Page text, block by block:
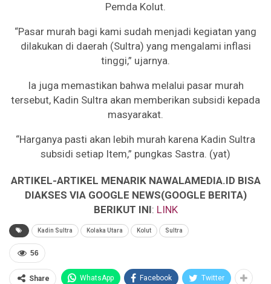
Pemda Kolut.
“Pasar murah bagi kami sudah menjadi kegiatan yang
dilakukan di daerah (Sultra) yang mengalami inflasi
tinggi,” ujarnya.
Ia juga memastikan bahwa melalui pasar murah
tersebut, Kadin Sultra akan memberikan subsidi kepada
masyarakat.
“Harganya pasti akan lebih murah karena Kadin Sultra
subsidi setiap Item,” pungkas Sastra. (yat)
ARTIKEL-ARTIKEL MENARIK NAWALAMEDIA.ID BISA
DIAKSES VIA GOOGLE NEWS(GOOGLE BERITA)
BERIKUT INI: LINK
Kadin Sultra Kolaka Utara Kolut Sultra
56
Share WhatsApp Facebook Twitter